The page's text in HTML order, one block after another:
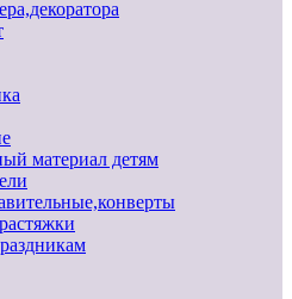
материал детям